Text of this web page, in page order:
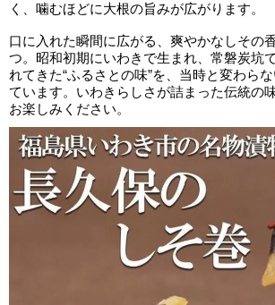
く、噛むほどに大根の旨みが広がります。
口に入れた瞬間に広がる、爽やかなしその
つ。昭和初期にいわきで生まれ、常磐炭坑
れてきた“ふるさとの味”を、当時と変わら
ています。いわきらしさが詰まった伝統の
お楽しみください。